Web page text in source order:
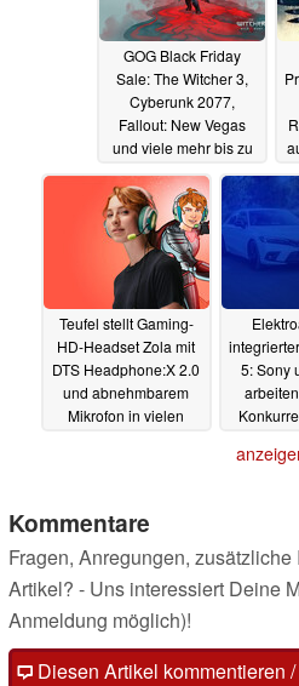
GOG Black Friday
Sale: The Witcher 3,
Cyberunk 2077,
Fallout: New Vegas
und viele mehr bis zu
26.11.2022
Teufel stellt Gaming-
HD-Headset Zola mit
DTS Headphone:X 2.0
und abnehmbarem
Mikrofon in vielen
5: Sony
Kommentare
Fragen, Anregungen,
Artikel? - Uns interessiert Deine
Anmeldung möglich)!
Diesen Artikel kommentieren